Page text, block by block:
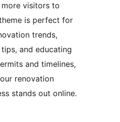
visitors to
is perfect for
trends,
and educating
and timelines,
renovation
stands out online.